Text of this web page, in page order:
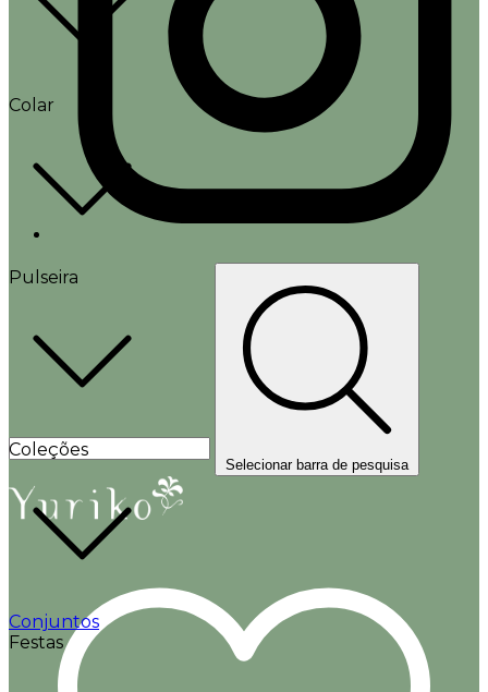
Colar
Pulseira
Coleções
Conjuntos
Festas
Selecionar barra de pesquisa